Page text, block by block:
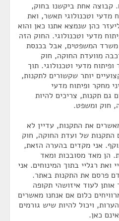
קבוצה אחת ביקשנו בחוק,
מדעי וטכנולוגי תאשר, ואת
כהן שנמצא אתנו כאן והוא
מדעי וטכנולוגי. החוק הזה
משרד המשפטים, אבל בכנסת
מוועדת החוקה, חוק
מדעי וטכנולוגי. תוך
יותר שקשורים לתקנות,
מחקר ופיתוח מדעי
גם תקנות, צריכים להיות
חוק ומשפט.
את התקנות, עדיין לא
התקנות של ועדת החוקה, חוק
אני מקדים בהערה הזאת,
הן מאד מסובכות ומאד
ואת רגליי בתוך המינוחים. אני
פרסם את התקנות באתר.
לעוד איזושהי תקופה
כלום אם אנחנו מאשרים
ויכול להיות שיש גורמים
כאן.